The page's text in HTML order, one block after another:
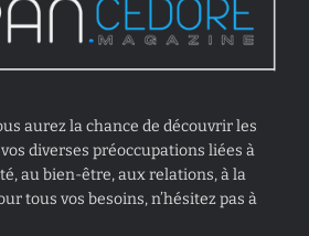
aurez la chance de découvrir les
diverses préoccupations liées à
au bien-être, aux relations, à la
tous vos besoins, n’hésitez pas à